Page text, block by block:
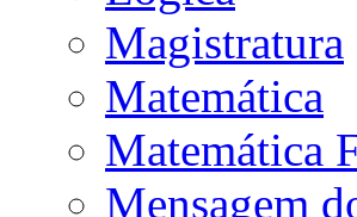
Magistratura
Matemática
Matemática
Mensagem